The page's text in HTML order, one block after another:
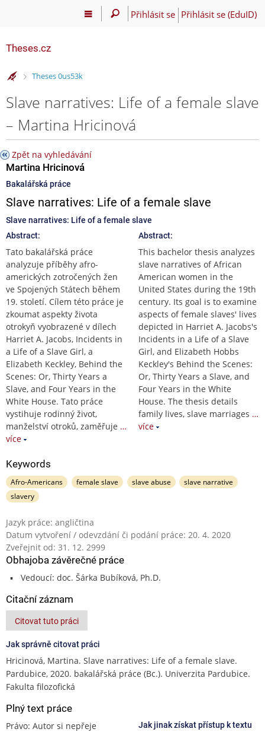
Přihlásit se Přihlásit se (EduID)
Theses.cz
>
Theses 0us53k
Slave narratives: Life of a female slave
– Martina Hricinová
Zpět na vyhledávání
Martina Hricinová
Bakalářská práce
Slave narratives: Life of a female slave
Slave narratives: Life of a female slave
Abstract:
Tato bakalářská práce
analyzuje příběhy afro-
amerických zotročených žen
ve Spojených Státech během
19. století. Cílem této práce je
zkoumat aspekty života
otrokyň vyobrazené v dílech
Harriet A. Jacobs, Incidents in
a Life of a Slave Girl, a
Elizabeth Keckley, Behind the
Scenes: Or, Thirty Years a
Slave, and Four Years in the
White House. Tato práce
vystihuje rodinný život,
manželství otroků, zaměřuje …
více
Abstract:
This bachelor thesis analyzes
slave narratives of African
American women in the
United States during the 19th
century. Its goal is to examine
aspects of female slaves' lives
depicted in Harriet A. Jacobs's
Incidents in a Life of a Slave
Girl, and Elizabeth Hobbs
Keckley's Behind the Scenes:
Or, Thirty Years a Slave, and
Four Years in the White
House. The thesis details
family lives, slave marriages …
více
Keywords
Afro-Americans female slave slave abuse
slave narrative
slavery
Jazyk práce: angličtina
Datum vytvoření / odevzdání či podání práce: 20. 4. 2020
Zveřejnit od: 31. 12. 2999
Obhajoba závěrečné práce
Vedoucí: doc. Šárka Bubíková, Ph.D.
Citační záznam
Citovat tuto práci
Jak správně citovat práci
Hricinová, Martina. Slave narratives: Life of a female slave.
Pardubice, 2020. bakalářská práce (Bc.). Univerzita Pardubice.
Fakulta filozofická
Plný text práce
Právo: Autor si nepřeje
Jak jinak získat přístup k textu